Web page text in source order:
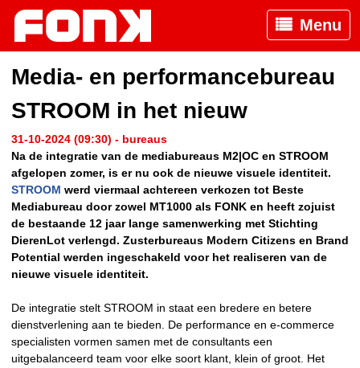
Menu
Media- en performancebureau
STROOM in het nieuw
31-10-2024 (09:30) - bureaus
Na de integratie van de mediabureaus M2|OC en STROOM
afgelopen zomer, is er nu ook de nieuwe visuele identiteit.
STROOM werd viermaal achtereen verkozen tot Beste
Mediabureau door zowel MT1000 als FONK en heeft zojuist
de bestaande 12 jaar lange samenwerking met Stichting
DierenLot verlengd. Zusterbureaus Modern Citizens en Brand
Potential werden ingeschakeld voor het realiseren van de
nieuwe visuele identiteit.
De integratie stelt STROOM in staat een bredere en betere
dienstverlening aan te bieden. De performance en e-commerce
specialisten vormen samen met de consultants een
uitgebalanceerd team voor elke soort klant, klein of groot. Het